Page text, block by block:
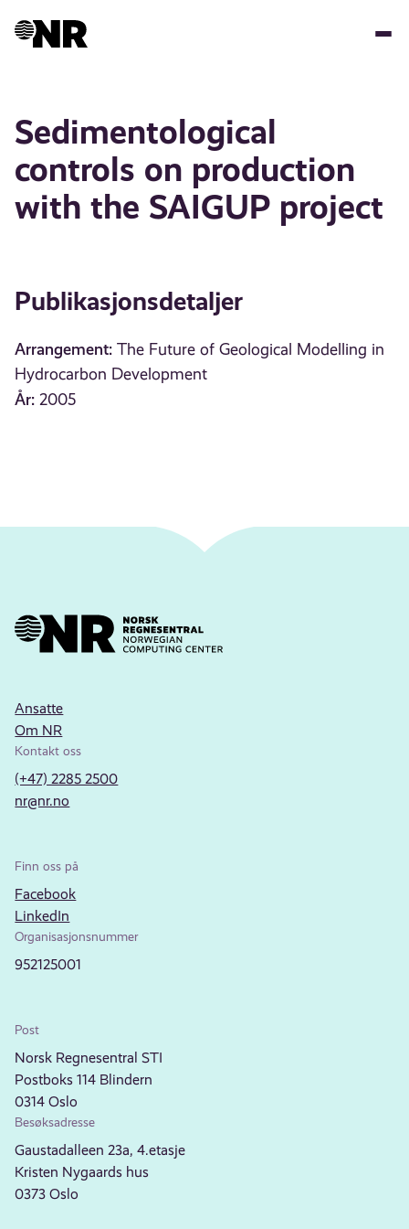
Sedimentological
controls on production
with the SAIGUP project
Publikasjonsdetaljer
Arrangement: The Future of Geological Modelling in
Hydrocarbon Development
År: 2005
Ansatte
Om NR
Kontakt oss
(+47) 2285 2500
nr@nr.no
Finn oss på
Facebook
LinkedIn
Organisasjonsnummer
952125001
Post
Norsk Regnesentral STI
Postboks 114 Blindern
0314 Oslo
Besøksadresse
Gaustadalleen 23a, 4.etasje
Kristen Nygaards hus
0373 Oslo